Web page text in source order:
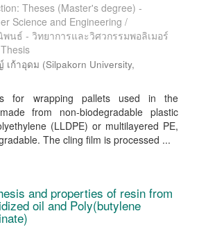
Theses (Master's degree) -
Science and Engineering /
นธ์ - วิทยาการและวิศวกรรมพอลิเมอร์
เก้าอุดม (Silpakorn University,
for wrapping pallets used in the
from non-biodegradable plastic
(LLDPE) or multilayered PE,
The cling film is processed ...
and properties of resin from
oil and Poly(butylene